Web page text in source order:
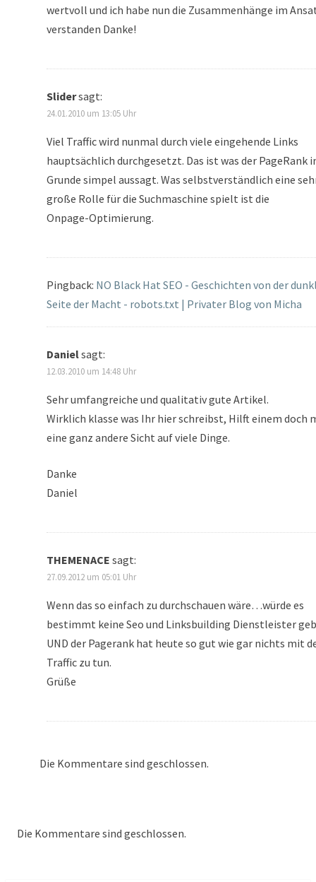
wertvoll und ich habe nun die Zusammenhänge im
verstanden Danke!
Slidersagt:
24.01.2010 um 13:05 Uhr
Viel Traffic wird nunmal durch viele eingehende Links
hauptsächlich durchgesetzt. Das ist was der PageRank
Grunde simpel aussagt. Was selbstverständlich eine
große Rolle für die Suchmaschine spielt ist die
Onpage-Optimierung.
Pingback: NO Black Hat SEO - Geschichten von der
Seite der Macht - robots.txt | Privater Blog von Micha
Danielsagt:
12.03.2010 um 14:48 Uhr
Sehr umfangreiche und qualitativ gute Artikel.
Wirklich klasse was Ihr hier schreibst, Hilft einem doch
eine ganz andere Sicht auf viele Dinge.
Danke
Daniel
THEMENACE sagt:
27.09.2012 um 05:01 Uhr
Wenn das so einfach zu durchschauen wäre…würde es
bestimmt keine Seo und Linksbuilding Dienstleister
UND der Pagerank hat heute so gut wie gar nichts mit
Traffic zu tun.
Grüße
Die Kommentare sind geschlossen.
Die Kommentare sind geschlossen.